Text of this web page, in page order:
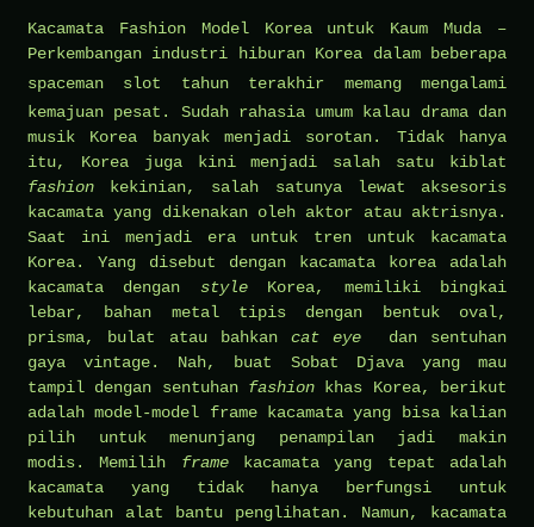
Kacamata Fashion Model Korea untuk Kaum Muda –
Perkembangan industri hiburan Korea dalam beberapa
spaceman slot tahun terakhir memang mengalami
kemajuan pesat. Sudah rahasia umum kalau drama dan
musik Korea banyak menjadi sorotan. Tidak hanya
itu, Korea juga kini menjadi salah satu kiblat
fashion
kekinian, salah satunya lewat aksesoris
kacamata yang dikenakan oleh aktor atau aktrisnya.
Saat ini menjadi era untuk tren untuk kacamata
Korea. Yang disebut dengan kacamata korea adalah
kacamata dengan styleKorea, memiliki bingkai
lebar, bahan metal tipis dengan bentuk oval,
prisma, bulat atau bahkan cat eye
dan sentuhan
gaya vintage. Nah, buat Sobat Djava yang mau
tampil dengan sentuhanfashion khas Korea, berikut
adalah model-model frame kacamata yang bisa kalian
pilih untuk menunjang penampilan jadi makin
modis. Memilih framekacamata yang tepat adalah
kacamata yang tidak hanya berfungsi untuk
kebutuhan alat bantu penglihatan. Namun, kacamata